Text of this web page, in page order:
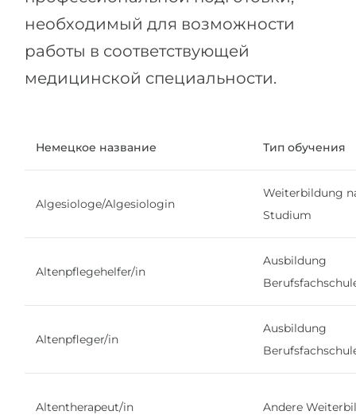
необходимый для возможности
работы в соответствующей
медицинской специальности.
Немецкое название Тип обучения
Algesiologe/Algesiologin
Weiterbildung
Studium
Altenpflegehelfer/in
Ausbildung
Altenpfleger/in
Ausbildung
Altentherapeut/in Andere